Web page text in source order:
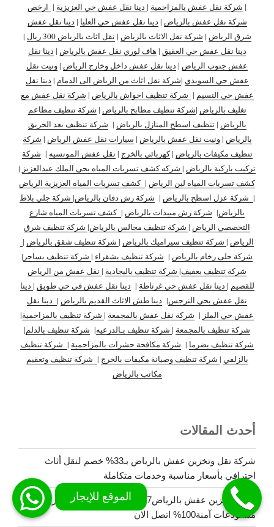
| شركة نقل عفش بالمزاحمية | دينا نقل عفش حي العزيزية | ارخص
شركة نقل عفش بالرياض | دينا نقل عفش حي العليا | دينا نقل عفش
شرق الرياض | شركة نقل الاثاث بالرياض | نقل اثاث بالرياض 300 ريال
|
دينا نقل عفش حي العقيق | هاف لوري نقل عفش بالرياض | دينا نقل
عفش جنوب الرياض | دينا نقل عفش داخل وخارج الرياض | ونيت نقل
عفش حي السويدي |شركة نقل اثاث من الرياض الى الدمام | دينا نقل
عفش حي النسيم | شركة تنظيف احواش بالرياض | شركة نقل عفش مع
تغليف بالرياض |شركة تنظيف مطابخ بالرياض | شركة تنظيف مطاعم
بالرياض |تنظيف اسطح المنازل بالرياض | شركة تنظيف بعد الحريق
بالرياض |ونيت نقل عفش بالرياض | سيارات نقل عفش الرياض | شركة
تنظيف مكيفات بالرياض |كهربائي بالخرج | نقل عفش المونسيه | شركة
تركيب باركية بالرياض | شركه كشف تسربات المياه بحي الملك عبدالعزيز |
كشف تسربات المياه لبن الرياض | كشف تسربات المياه العزيزية الرياض
| شركة عزل اسطح بالرياض | شركة رش دفان بالرياض| شركة جلي بلاط
بالرياض| شركة رش مبيدات بالرياض | كشف تسربات المياه شارع
التخصصي الرياض | شركة تنظيف مجالس بالرياض| شركة تنظيف شرق
الرياض | شركة تنظيف سيراميك بالرياض | شركة تنظيف شقق بالرياض |
شركة جلى رخام بالرياض | شركة تنظيف بشقراء | شركة تنظيف بساجر |
شركة تنظيف بعفيف| شركة تنظيف بالبجادية | نقل عفش من الرياض
للقصيم | دينا نقل عفش حي غرناطة | دينا نقل عفش في حي طويق | دينا
نقل عفش بحي النرجس| دينا طش الاثاث القديم بالرياض | دينا نقل
عفش حي الملز | شركة نقل عفش بالمجمعة | شركة تنظيف بالمزاحمية|
شركة تنظيف بالمجمعة | شركة تنظيف بـالدرعيه| شركة تنظيف بالدلم|
شركة تنظيف بضرما | شركة مكافحة حشرات بالمزاحمية | شركة تنظيف
بالزلفي | شركة تنظيف وصيانة مكيفات بالخرج | شركة تنظيف وتعقيم
مكاتب بالرياض
أحدث المقالات
شركة نقل وتخزين عفش بالرياض بـ33% خصم لنقل أثاث
احترافي بأسعار مناسبة وخدمات متكاملة
أسعار تخزين عفش بالرياض2027 | أفضل الباقات والعروض مع
مستودعات آمنة100% اتصل الان